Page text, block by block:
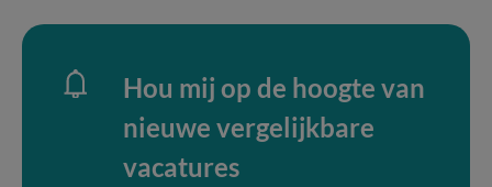
Hou mij op de hoogte van
nieuwe vergelijkbare
vacatures